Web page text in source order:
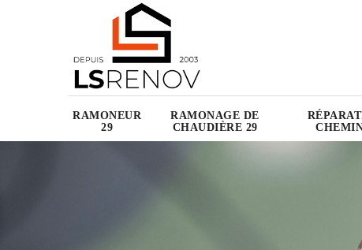
RAMONEUR
29
RAMONAGE DE
CHAUDIÈRE 29